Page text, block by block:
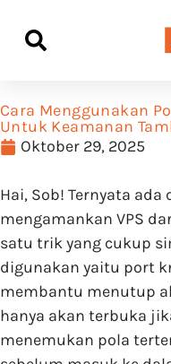
Cara Menggunakan
Untuk Keamanan
Oktober 29, 2025
Hai, Sob! Ternyata
mengamankan VPS
satu trik yang cukup
digunakan yaitu port
membantu menutup
hanya akan terbuka
menemukan pola